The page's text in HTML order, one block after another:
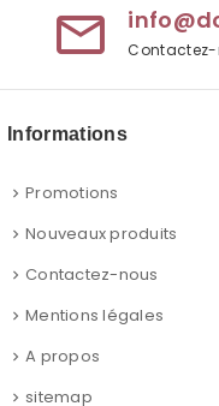
mail_outline
Informations
Promotions
Nouveaux produits
Contactez-nous
Mentions légales
A propos
sitemap